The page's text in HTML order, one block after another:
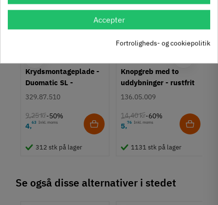
Overflade
Farve
Mat
Sort
Påskruning
Bøjlegreb
Moderne
Krydsmontageplade -
Duomatic SL -
Euroskruer
329.87.510
9,25 kr-50%
4,63 Inkl. moms
312 stk på lager
Knopgreb med to
uddybninger - rustfrit
stål
136.05.009
14,40 kr-60%
5,76 Inkl. moms
1131 stk på lager
Se også disse alternativer i stedet
Accepter
Fortroligheds- og cookiepolitik